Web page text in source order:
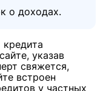
о доходах.
кредита
указав
свяжется,
встроен
у частных